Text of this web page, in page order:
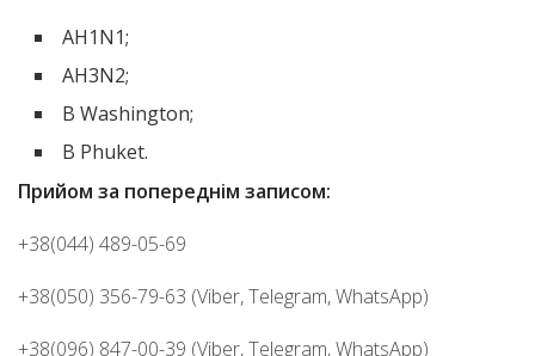
АH1N1;
AH3N2;
B Washington;
B Phuket.
Прийом за попереднім записом:
+38(044) 489-05-69
+38(050) 356-79-63 (Viber, Telegram, WhatsApp)
+38(096) 847-00-39 (Viber, Telegram, WhatsApp)